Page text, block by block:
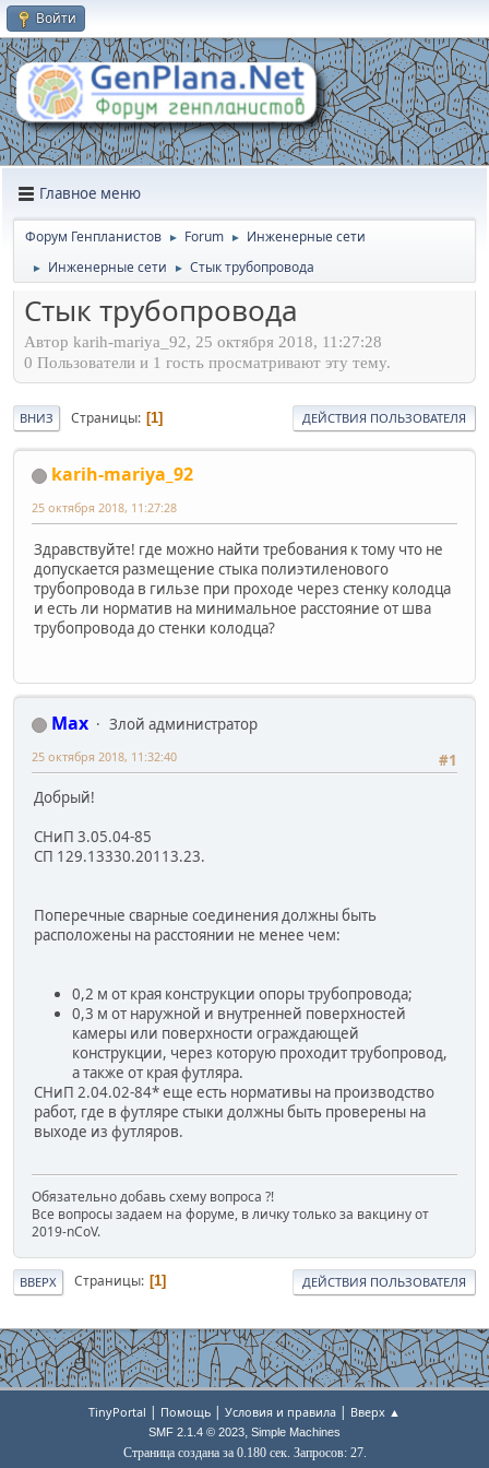
Войти
Главное меню
Форум Генпланистов ► Forum ► Инженерные сети
► Инженерные сети ► Стык трубопровода
Стык трубопровода
Автор karih-mariya_92, 25 октября 2018, 11:27:28
0 Пользователи и 1 гость просматривают эту тему.
ВНИЗ Страницы 1 ДЕЙСТВИЯ ПОЛЬЗОВАТЕЛЯ
karih-mariya_92
25 октября 2018, 11:27:28
Здравствуйте! где можно найти требования к тому что не
допускается размещение стыка полиэтиленового
трубопровода в гильзе при проходе через стенку колодца
и есть ли норматив на минимальное расстояние от шва
трубопровода до стенки колодца?
Max
Злой администратор
#1
25 октября 2018, 11:32:40
Добрый!
СНиП 3.05.04-85
СП 129.13330.2011​3.23.
Поперечные сварные соединения должны быть
расположены на расстоянии не менее чем:
0,2 м от края конструкции опоры трубопровода;
0,3 м от наружной и внутренней поверхностей
камеры или поверхности ограждающей
конструкции, через которую проходит трубопровод,
а также от края футляра.
СНиП 2.04.02-84* еще есть нормативы на производство
работ, где в футляре стыки должны быть проверены на
выходе из футляров.
Обязательно добавь схему вопроса ?!
Все вопросы задаем на форуме, в личку только за вакцину от
2019-nCoV.
ВВЕРХ Страницы 1 ДЕЙСТВИЯ ПОЛЬЗОВАТЕЛЯ
TinyPortal | Помощь | Условия и правила | Вверх ▲
SMF 2.1.4 © 2023, Simple Machines
Страница создана за 0.180 сек. Запросов: 27.